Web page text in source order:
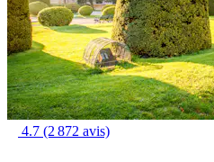
4.7 (2 872 avis)